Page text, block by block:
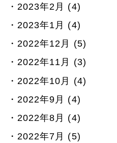
2023年2月 (4)
2023年1月 (4)
2022年12月 (5)
2022年11月 (3)
2022年10月 (4)
2022年9月 (4)
2022年8月 (4)
2022年7月 (5)